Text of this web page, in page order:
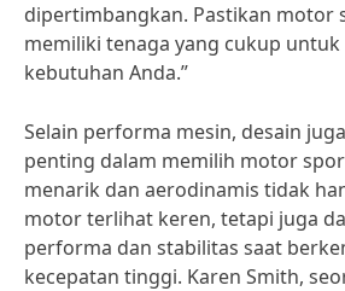
dipertimbangkan. Pastikan motor
memiliki tenaga yang cukup
kebutuhan Anda.”
Selain performa mesin, desain
penting dalam memilih motor
menarik dan aerodinamis tidak
motor terlihat keren, tetapi juga
performa dan stabilitas saat
kecepatan tinggi. Karen Smith,